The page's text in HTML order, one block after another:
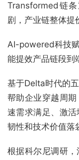
Transformed链
剧，产业链整体提
AI-powered科技
能提效产品链段到
基于Delta时代的
帮助企业穿越周
速需求满足、激
韧性和技术价值落
根据科尔尼调研